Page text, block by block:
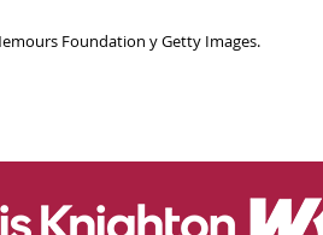
Foundation y Getty Images.